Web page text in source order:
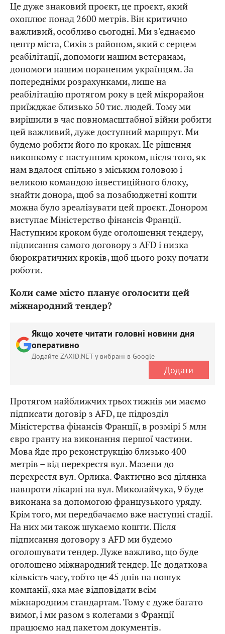
Це дуже знаковий проєкт, це проєкт, який
охоплює понад 2600 метрів. Він критично
важливий, особливо сьогодні. Ми з'єднаємо
центр міста, Сихів з районом, який є серцем
реабілітації, допомоги нашим ветеранам,
допомоги нашим пораненим українцям. За
попередніми розрахунками, лише на
реабілітацію протягом року в цей мікрорайон
приїжджає близько 50 тис. людей. Тому ми
вирішили в час повномасштабної війни робити
цей важливий, дуже доступний маршрут. Ми
будемо робити його по кроках. Це рішення
виконкому є наступним кроком, після того, як
нам вдалося спільно з міським головою і
великою командою інвестиційного блоку,
знайти донора, щоб за позабюджетні кошти
можна було зреалізувати цей проєкт. Донором
виступає Міністерство фінансів Франції.
Наступним кроком буде оголошення тендеру,
підписання самого договору з AFD і низка
бюрократичних кроків, щоб цього року почати
роботи.
Коли саме місто планує оголосити цей
міжнародний тендер?
Якщо хочете читати головні новини дня
оперативно
Додайте ZAXID.NET у вибрані в Google
Додати
Протягом найближчих трьох тижнів ми маємо
підписати договір з AFD, це підрозділ
Міністерства фінансів Франції, в розмірі 5 млн
євро гранту на виконання першої частини.
Мова йде про реконструкцію близько 400
метрів – від перехрестя вул. Мазепи до
перехрестя вул. Орлика. Фактично вся ділянка
навпроти лікарні на вул. Миколайчука, 9 буде
виконана за допомогою французького уряду.
Крім того, ми передбачаємо вже наступні стадії.
На них ми також шукаємо кошти. Після
підписання договору з AFD ми будемо
оголошувати тендер. Дуже важливо, що буде
оголошено міжнародний тендер. Це додаткова
кількість часу, тобто це 45 днів на пошук
компанії, яка має відповідати всім
міжнародним стандартам. Тому є дуже багато
вимог, і ми разом з колегами з Франції
працюємо над пакетом документів.